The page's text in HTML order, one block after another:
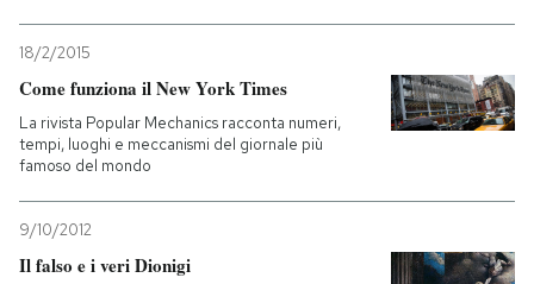
18/2/2015
Come funziona il New York Times
La rivista Popular Mechanics racconta numeri,
tempi, luoghi e meccanismi del giornale più
famoso del mondo
9/10/2012
Il falso e i veri Dionigi